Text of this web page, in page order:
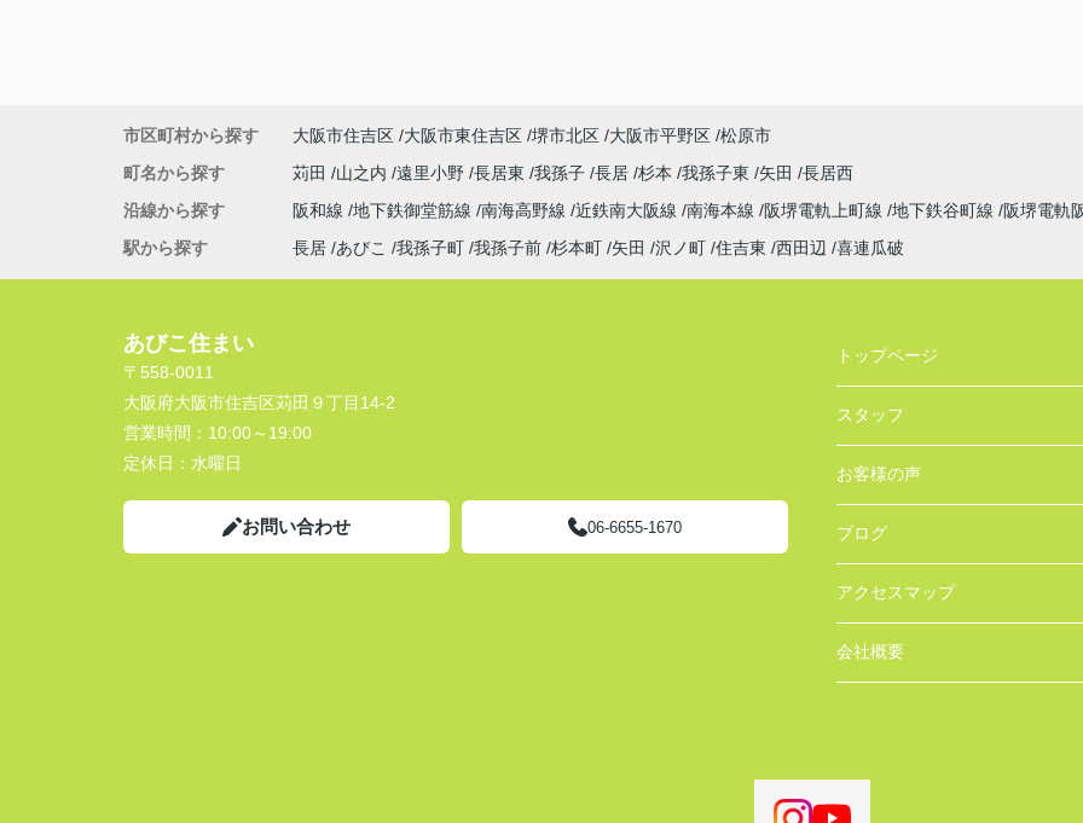
市区町村から探す 大阪市住吉区 大阪市東住吉区 堺市北区 大阪市平野区 松原市
町名から探す
苅田 山之内 遠里小野 長居東 我孫子 長居 杉本 我孫子東 矢田
長居西
沿線から探す
阪和線 地下鉄御堂筋線 南海高野線 近鉄南大阪線 南海本線 阪堺電軌上町線 地下鉄谷町線
阪堺電軌
駅から探す
長居 あびこ 我孫子町 我孫子前 杉本町 矢田 沢ノ町 住吉東 西田辺 喜連瓜破
あびこ住まい
〒558-0011
大阪府大阪市住吉区苅田９丁目14-2
営業時間： 10:00～19:00
定休日： 水曜日
お問い合わせ 06-6655-1670
トップページ
スタッフ
お客様の声
ブログ
アクセスマップ
会社概要